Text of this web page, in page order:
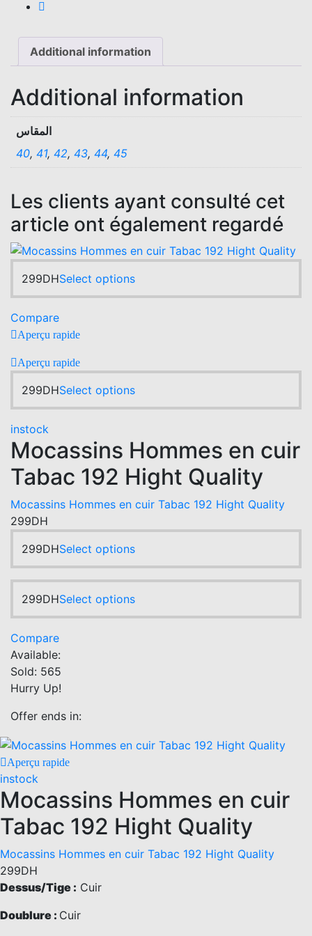
Additional information
Additional information
المقاس
40, 41, 42, 43, 44, 45
Les clients ayant consulté cet
article ont également regardé
299DHSelect optionsThis
product
may
be
on
the
product
Compare
Aperçu rapide
Aperçu rapide
299DHSelect optionsThis
product
multiple
variants.
The
options
may
on
page
instock
Mocassins Hommes en cuir
Tabac 192 Hight Quality
Mocassins Hommes en cuir Tabac 192 Hight Quality
299DH
299DHSelect optionsThis
product
has
multiple
variants.
product
299DHSelect optionsThis
product
chosen
product
page
Compare
Available:
Sold: 565
Hurry Up!
Offer ends in:
Aperçu rapide
instock
Mocassins Hommes en cuir
Tabac 192 Hight Quality
Mocassins Hommes en cuir Tabac 192 Hight Quality
299DH
Dessus/Tige : Cuir
Doublure : Cuir